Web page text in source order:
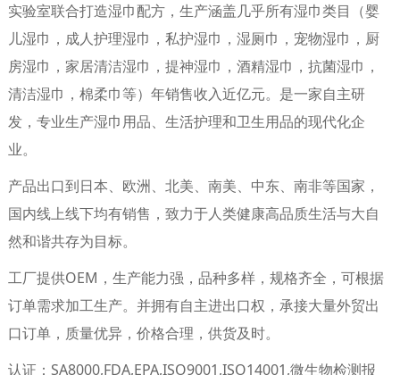
实验室联合打造湿巾配方，生产涵盖几乎所有湿巾类目（婴
儿湿巾，成人护理湿巾，私护湿巾，湿厕巾，宠物湿巾，厨
房湿巾，家居清洁湿巾，提神湿巾，酒精湿巾，抗菌湿巾，
清洁湿巾，棉柔巾等）年销售收入近亿元。是一家自主研
发，专业生产湿巾用品、生活护理和卫生用品的现代化企
业。
产品出口到日本、欧洲、北美、南美、中东、南非等国家，
国内线上线下均有销售，致力于人类健康高品质生活与大自
然和谐共存为目标。
工厂提供OEM，生产能力强，品种多样，规格齐全，可根据
订单需求加工生产。并拥有自主进出口权，承接大量外贸出
口订单，质量优异，价格合理，供货及时。
认证：SA8000,FDA,EPA,ISO9001,ISO14001,微生物检测报